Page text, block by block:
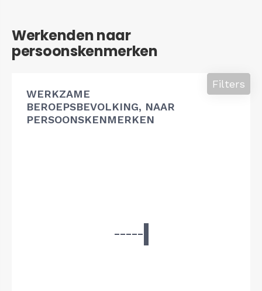
Werkenden naar
persoonskenmerken
WERKZAME
BEROEPSBEVOLKING, NAAR
PERSOONSKENMERKEN
Filters